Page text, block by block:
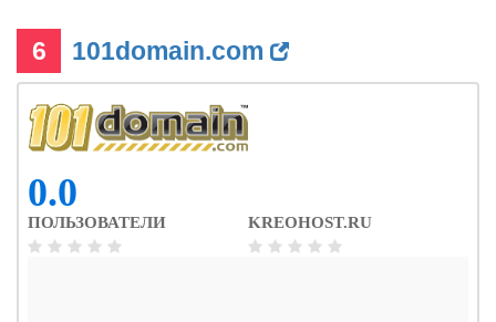
6 101domain.com
0.0
ПОЛЬЗОВАТЕЛИ KREOHOST.RU